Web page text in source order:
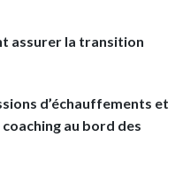
assurer la transition
d’échauffements et
au bord des